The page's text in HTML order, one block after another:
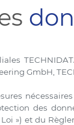
GmbH,
des
») et du